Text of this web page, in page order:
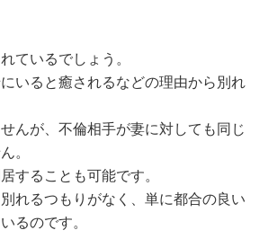
ているでしょう。
いると癒されるなどの理由から別れ
んが、不倫相手が妻に対しても同じ
。
することも可能です。
れるつもりがなく、単に都合の良い
るのです。